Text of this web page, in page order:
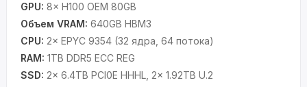
GPU: 8× H100 OEM 80GB
Объем VRAM: 640GB HBM3
CPU: 2× EPYC 9354 (32 ядра, 64 потока)
RAM: 1TB DDR5 ECC REG
SSD: 2× 6.4TB PCI0E HHHL, 2× 1.92TB U.2